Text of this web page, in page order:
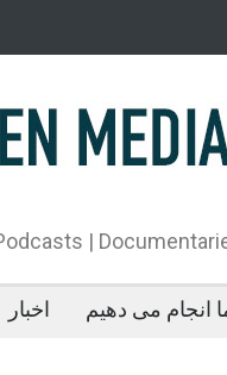
|
انجام می دهیم اخبار